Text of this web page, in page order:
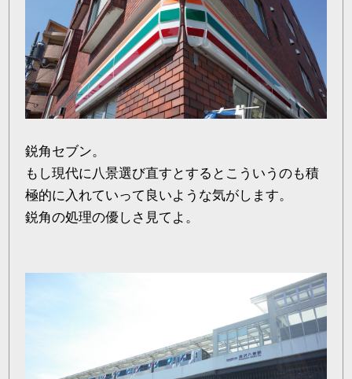
鋭角セブン。
もし現代に八景選び直すとするとこういうのも積
極的に入れていって良いような気がします。
鋭角の処理の優しさ見てよ。